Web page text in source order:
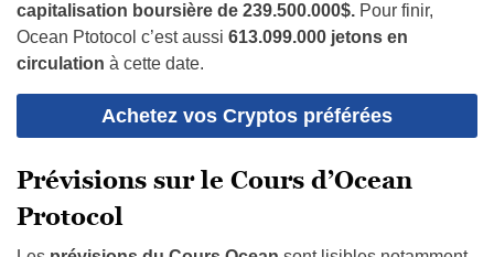
capitalisation boursière de 239.500.000$. Pour finir,
Ocean Ptotocol c’est aussi 613.099.000 jetons en
circulation à cette date.
Achetez vos Cryptos préférées
Prévisions sur le Cours d’Ocean
Protocol